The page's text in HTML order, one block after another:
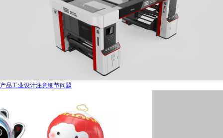
产品工业设计注意细节问题